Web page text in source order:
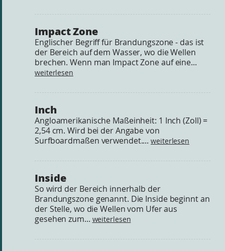
Impact Zone
Englischer Begriff für Brandungszone - das ist
der Bereich auf dem Wasser, wo die Wellen
brechen. Wenn man Impact Zone auf eine...
weiterlesen
Inch
Angloamerikanische Maßeinheit: 1 Inch (Zoll) =
2,54 cm. Wird bei der Angabe von
Surfboardmaßen verwendet....weiterlesen
Inside
So wird der Bereich innerhalb der
Brandungszone genannt. Die Inside beginnt an
der Stelle, wo die Wellen vom Ufer aus
gesehen zum... weiterlesen